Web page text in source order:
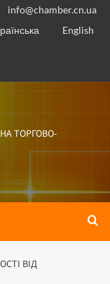
info@chamber.cn.ua
English
ТОРГОВО-
ВІД